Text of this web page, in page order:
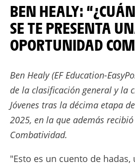
BEN HEALY: “¿CUÁNTAS VECES
SE TE PRESENTA
OPORTUNIDAD
Ben Healy (EF Education-
de la clasificación general y la
Jóvenes tras la décima etapa
2025, en la que además
Combatividad.
"Esto es un cuento de hadas,